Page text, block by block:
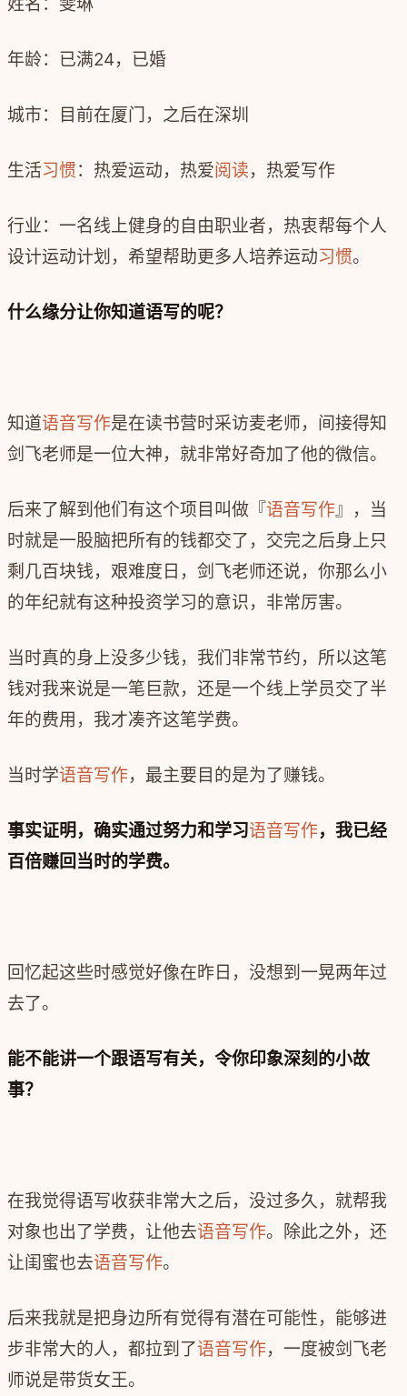
姓名：雯琳
年龄：已满24，已婚
城市：目前在厦门，之后在深圳
生活习惯：热爱运动，热爱阅读，热爱写作
行业：一名线上健身的自由职业者，热衷帮每个人
设计运动计划，希望帮助更多人培养运动习惯。
什么缘分让你知道语写的呢？
知道语音写作是在读书营时采访麦老师，间接得知
剑飞老师是一位大神，就非常好奇加了他的微信。
后来了解到他们有这个项目叫做『语音写作』，当
时就是一股脑把所有的钱都交了，交完之后身上只
剩几百块钱，艰难度日，剑飞老师还说，你那么小
的年纪就有这种投资学习的意识，非常厉害。
当时真的身上没多少钱，我们非常节约，所以这笔
钱对我来说是一笔巨款，还是一个线上学员交了半
年的费用，我才凑齐这笔学费。
当时学语音写作，最主要目的是为了赚钱。
事实证明，确实通过努力和学习语音写作，我已经
百倍赚回当时的学费。
回忆起这些时感觉好像在昨日，没想到一晃两年过
去了。
能不能讲一个跟语写有关，令你印象深刻的小故
事？
在我觉得语写收获非常大之后，没过多久，就帮我
对象也出了学费，让他去语音写作。除此之外，还
让闺蜜也去语音写作。
后来我就是把身边所有觉得有潜在可能性，能够进
步非常大的人，都拉到了语音写作，一度被剑飞老
师说是带货女王。